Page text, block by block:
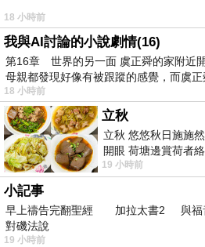
18 小時前
我與AI討論的小說劇情(16)
第16章 世界的另一面 虞正舜的家附近
母親都發現好像有被跟蹤的感覺，而虞
18 小時前
立秋
立秋 悠悠秋日施施
開眼 荷塘邊賞荷者
望 風中飄逸的是映日
19 小時前
小記事
早上禱告完翻聖經 加拉太書2 與福
對磯法說
19 小時前